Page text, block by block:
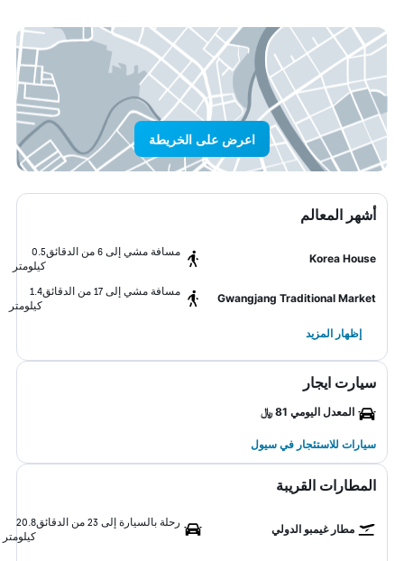
اعرض على الخريطة
أشهر المعالم
Korea House
مسافة مشي إلى 6 من الدقائق
0.5
كيلومتر
Gwangjang Traditional Market
مسافة مشي إلى 17 من الدقائق
1.4
كيلومتر
إظهار المزيد
سيارت ايجار
المعدل اليومي 81 ﷼
سيارات للاستئجار في سيول
المطارات القريبة
مطار غيمبو الدولي
رحلة بالسيارة إلى 23 من الدقائق
20.8
كيلومتر